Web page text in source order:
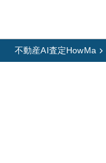
不動産AI査定HowMa